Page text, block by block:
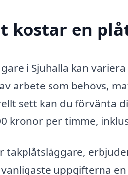
kostar en
i Sjuhalla kan
arbete som behövs,
sett kan du förvänta
kronor per timme,
takplåtsläggare,
uppgifterna